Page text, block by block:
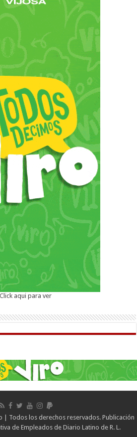
Click aqui para ver
| Todos los derechos reservados. Publicación
de Empleados de Diario Latino de R. L.